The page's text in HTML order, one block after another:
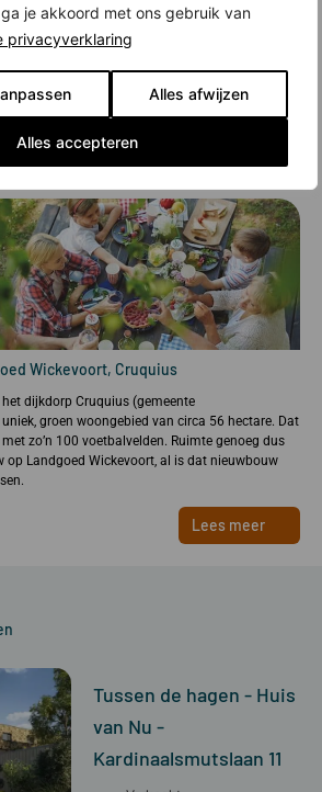
je akkoord met ons gebruik van
privacyverklaring
Alles afwijzen
Alles accepteren
Wickevoort, Cruquius
dijkdorp Cruquius (gemeente
groen woongebied van circa 56 hectare. Dat
zo’n 100 voetbalvelden. Ruimte genoeg dus
op Landgoed Wickevoort, al is dat nieuwbouw
Lees meer
Tussen de hagen - Huis
van Nu -
Kardinaalsmutslaan 11